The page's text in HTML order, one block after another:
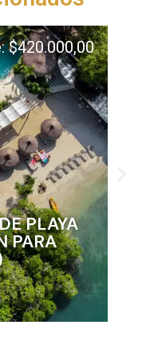
$420.000,00
PLAYA
PARA